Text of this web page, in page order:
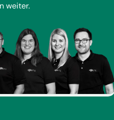
weiter.